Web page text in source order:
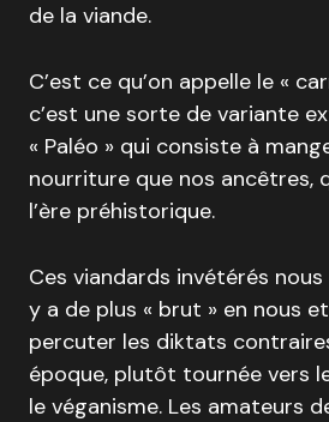
de la viande.
C’est ce qu’on appelle le «
c’est une sorte de variante
« Paléo » qui consiste à
nourriture que nos ancêtres,
l’ère préhistorique.
Ces viandards invétérés
y a de plus « brut » en nous
percuter les diktats
époque, plutôt tournée vers
le véganisme. Les amateurs